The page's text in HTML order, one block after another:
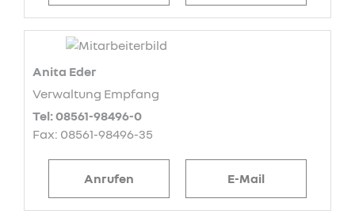
Anita Eder
Verwaltung Empfang
Tel: 08561-98496-0
Fax: 08561-98496-35
Anrufen E-Mail